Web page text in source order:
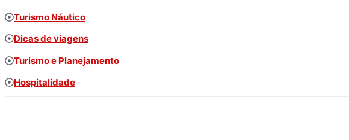
Turismo Náutico
Dicas de viagens
Turismo e Planejamento
Hospitalidade